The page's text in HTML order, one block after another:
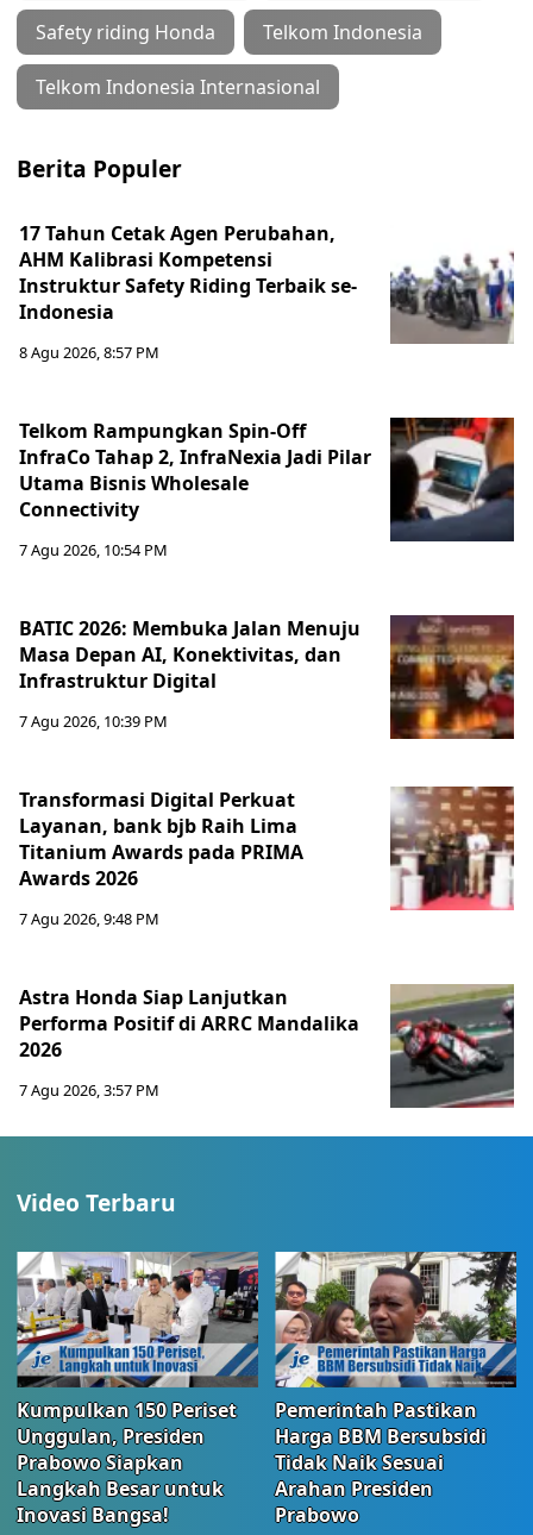
Safety riding Honda Telkom Indonesia
Telkom Indonesia Internasional
Berita Populer
17 Tahun Cetak Agen Perubahan,
AHM Kalibrasi Kompetensi
Instruktur Safety Riding Terbaik se-
Indonesia
8 Agu 2026, 8:57 PM
Telkom Rampungkan Spin-Off
InfraCo Tahap 2, InfraNexia Jadi Pilar
Utama Bisnis Wholesale
Connectivity
7 Agu 2026, 10:54 PM
BATIC 2026: Membuka Jalan Menuju
Masa Depan AI, Konektivitas, dan
Infrastruktur Digital
7 Agu 2026, 10:39 PM
Transformasi Digital Perkuat
Layanan, bank bjb Raih Lima
Titanium Awards pada PRIMA
Awards 2026
7 Agu 2026, 9:48 PM
Astra Honda Siap Lanjutkan
Performa Positif di ARRC Mandalika
2026
7 Agu 2026, 3:57 PM
Video Terbaru
Kumpulkan 150 Periset
Unggulan, Presiden
Prabowo Siapkan
Langkah Besar untuk
Inovasi Bangsa!
Pemerintah Pastikan
Harga BBM Bersubsidi
Tidak Naik Sesuai
Arahan Presiden
Prabowo